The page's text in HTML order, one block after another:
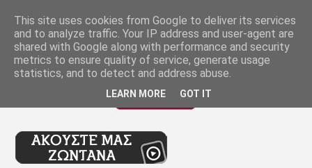
This site uses cookies from Google to deliver its services
and to analyze traffic. Your IP address and user-agent are
shared with Google along with performance and security
metrics to ensure quality of service, generate usage
statistics, and to detect and address abuse.
LEARN MORE GOT IT